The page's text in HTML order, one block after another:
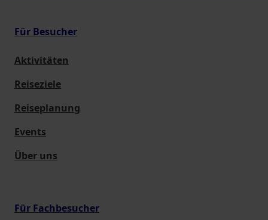
Für Besucher
Aktivitäten
Reiseziele
Reiseplanung
Events
Über uns
Für Fachbesucher